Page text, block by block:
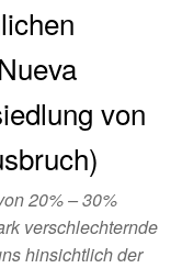
von
20% – 30%
verschlechternde
hinsichtlich der